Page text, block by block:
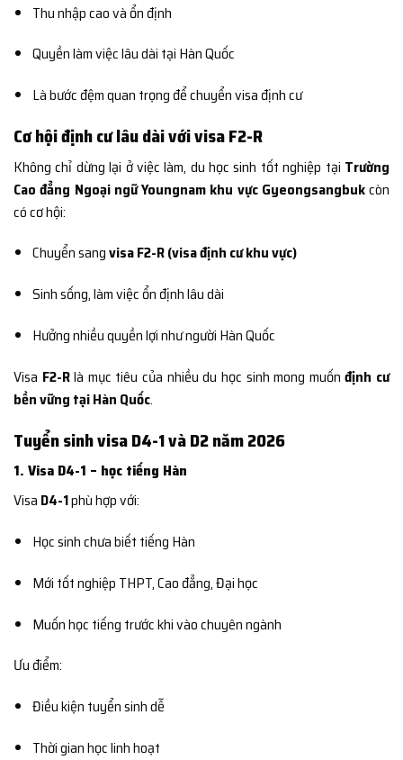
Thu nhập cao và ổn định
Quyền làm việc lâu dài tại Hàn Quốc
Là bước đệm quan trọng để chuyển visa định cư
Cơ hội định cư lâu dài với visa F2-R
Không chỉ dừng lại ở việc làm, du học sinh tốt nghiệp tại Trường
Cao đẳng Ngoại ngữ Youngnam khu vực Gyeongsangbukcòn
có cơ hội:
Chuyển sangvisa F2-R (visa định cư khu vực)
Sinh sống, làm việc ổn định lâu dài
Hưởng nhiều quyền lợi như người Hàn Quốc
Visa F2-Rlà mục tiêu của nhiều du học sinh mong muốnđịnh cư
bền vững tại Hàn Quốc.
Tuyển sinh visa D4-1 và D2 năm 2026
1. Visa D4-1 – học tiếng Hàn
Visa D4-1phù hợp với:
Học sinh chưa biết tiếng Hàn
Mới tốt nghiệp THPT, Cao đẳng, Đại học
Muốn học tiếng trước khi vào chuyên ngành
Ưu điểm:
Điều kiện tuyển sinh dễ
Thời gian học linh hoạt